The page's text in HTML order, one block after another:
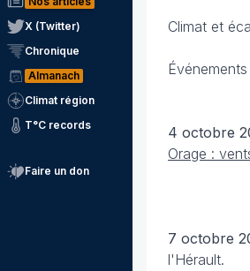
X (Twitter)
Chronique
Almanach
Climat région
T°C records
Faire un don
Climat et
4 octobre
Orage :
7 octobre
l'Hérault.